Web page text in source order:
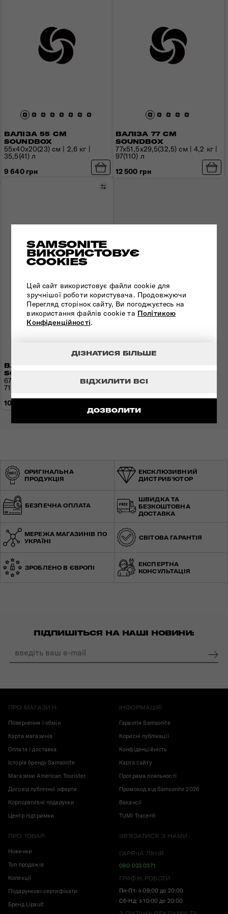
SAMSONITE
ВИКОРИСТОВУЄ
COOKIES
Цей сайт використовує файли cookie для
зручнішої роботи користувача. Продовжуючи
Перегляд сторінок сайту, Ви погоджуєтесь на
використання файлів cookie та Політикою
Конфіденційності.
ДОЗВОЛИТИ
ВІДХИЛИТИ ВСІ
ДІЗНАТИСЯ БІЛЬШЕ
ВАЛІЗА 55 СМ
SOUNDBOX
55x40x20(23) см | 2,6 кг |
35,5(41) л
9 640 грн
ВАЛІЗА 77 СМ
SOUNDBOX
77x51,5x29,5(32,5) см | 4,2 кг |
97(110) л
12 500 грн
ВАЛІЗА 67 СМ
SOUNDBOX
Порівняти
67x46,5x29(32) см | 3,7 кг |
71,5(81) л
10 970 грн
ОРИГІНАЛЬНА
ПРОДУКЦІЯ
ЕКСКЛЮЗИВНИЙ
ДИСТРИБ'ЮТОР
БЕЗПЕЧНА ОПЛАТА
ШВИДКА ТА
БЕЗКОШТОВНА
ДОСТАВКА
МЕРЕЖА МАГАЗИНІВ ПО
УКРАЇНІ
СВІТОВА ГАРАНТІЯ
ЗРОБЛЕНО В ЄВРОПІ
ЕКСПЕРТНА
КОНСУЛЬТАЦІЯ
ПІДПИШІТЬСЯ НА НАШІ НОВИНИ:
ПРО МАГАЗИН:
Повернення і обмін
Карта магазинів
Оплата і доставка
Історія бренду Samsonite
Магазини American Tourister
Договір публічної оферти
Корпоративні подарунки
Центр підтримки
ІНФОРМАЦІЯ:
Гарантія Samsonite
Корисні публікації
Конфіденційність
Карта сайту
Програма лояльності
Промокод від Samsonite 2026
Вакансії
TUMI Tracer®
ПРО ТОВАР:
Новинки
Топ продажів
Колекції
Подарункові сертифікати
Бренд Lipault
ЗВ'ЯЗАТИСЯ З НАМИ:
ГАРЯЧА ЛІНІЯ
080 033 0371
ГРАФІК РОБОТИ
Пн-Пт: з 09:00 до 20:00
Сб-Нд: з 10:00 до 20:00